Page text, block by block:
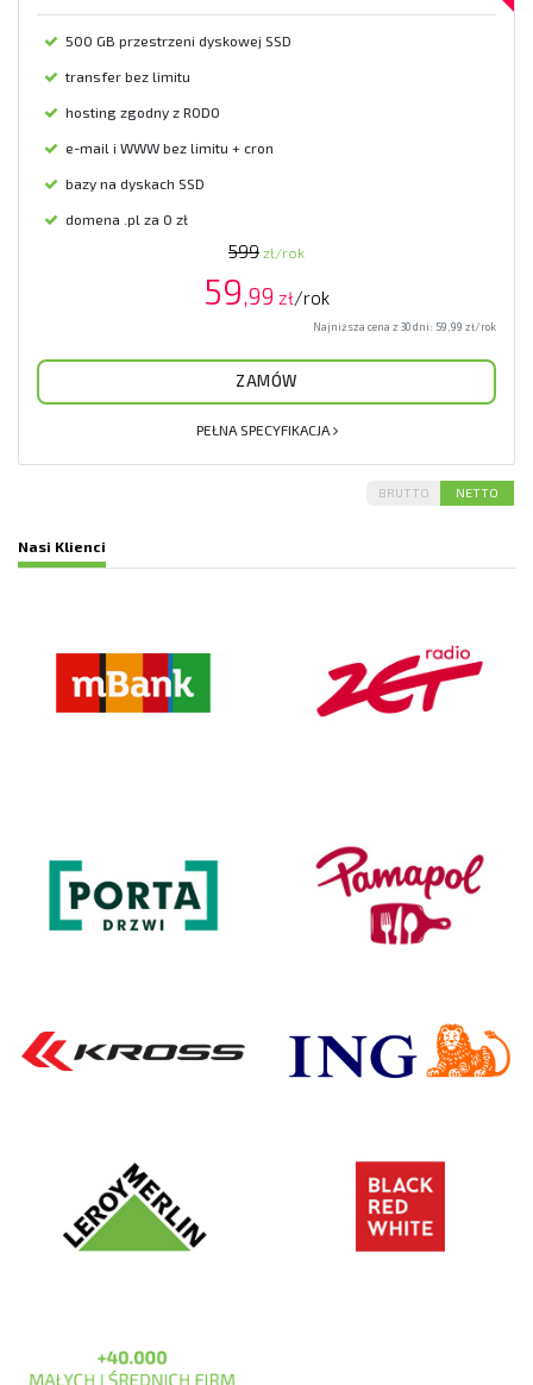
500 GB przestrzeni dyskowej SSD
transfer bez limitu
hosting zgodny z RODO
e-mail i WWW bez limitu + cron
bazy na dyskach SSD
domena .pl za 0 zł
599 zł/rok
59,99 zł/rok
Najniższa cena z 30 dni: 59,99 zł/rok
ZAMÓW
PEŁNA SPECYFIKACJA
BRUTTO NETTO
Nasi Klienci